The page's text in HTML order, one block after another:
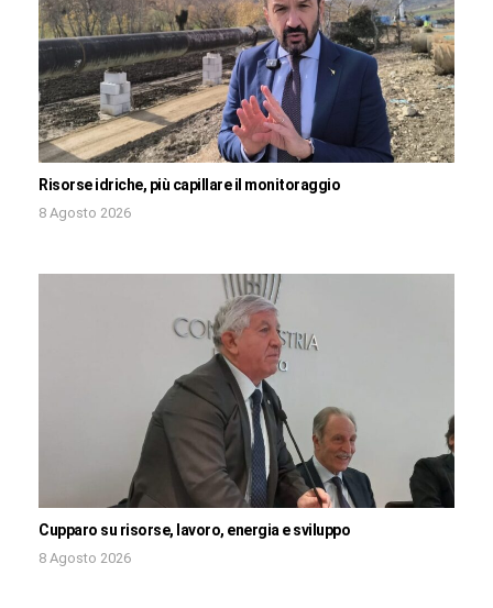
Risorse idriche, più capillare il monitoraggio
8 Agosto 2026
Cupparo su risorse, lavoro, energia e sviluppo
8 Agosto 2026